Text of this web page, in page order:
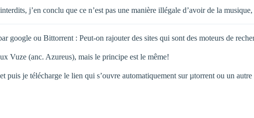
j’en conclu que ce n’est pas une manière illégale d’avoir de la
google ou Bittorrent : Peut-on rajouter des sites qui sont des moteurs de
Vuze (anc. Azureus), mais le principe est le même!
puis je télécharge le lien qui s’ouvre automatiquement sur µtorrent ou un